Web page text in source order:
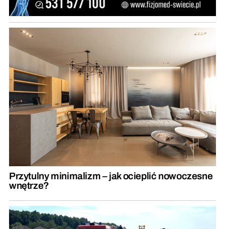
Przytulny minimalizm – jak ocieplić nowoczesne
wnętrze?